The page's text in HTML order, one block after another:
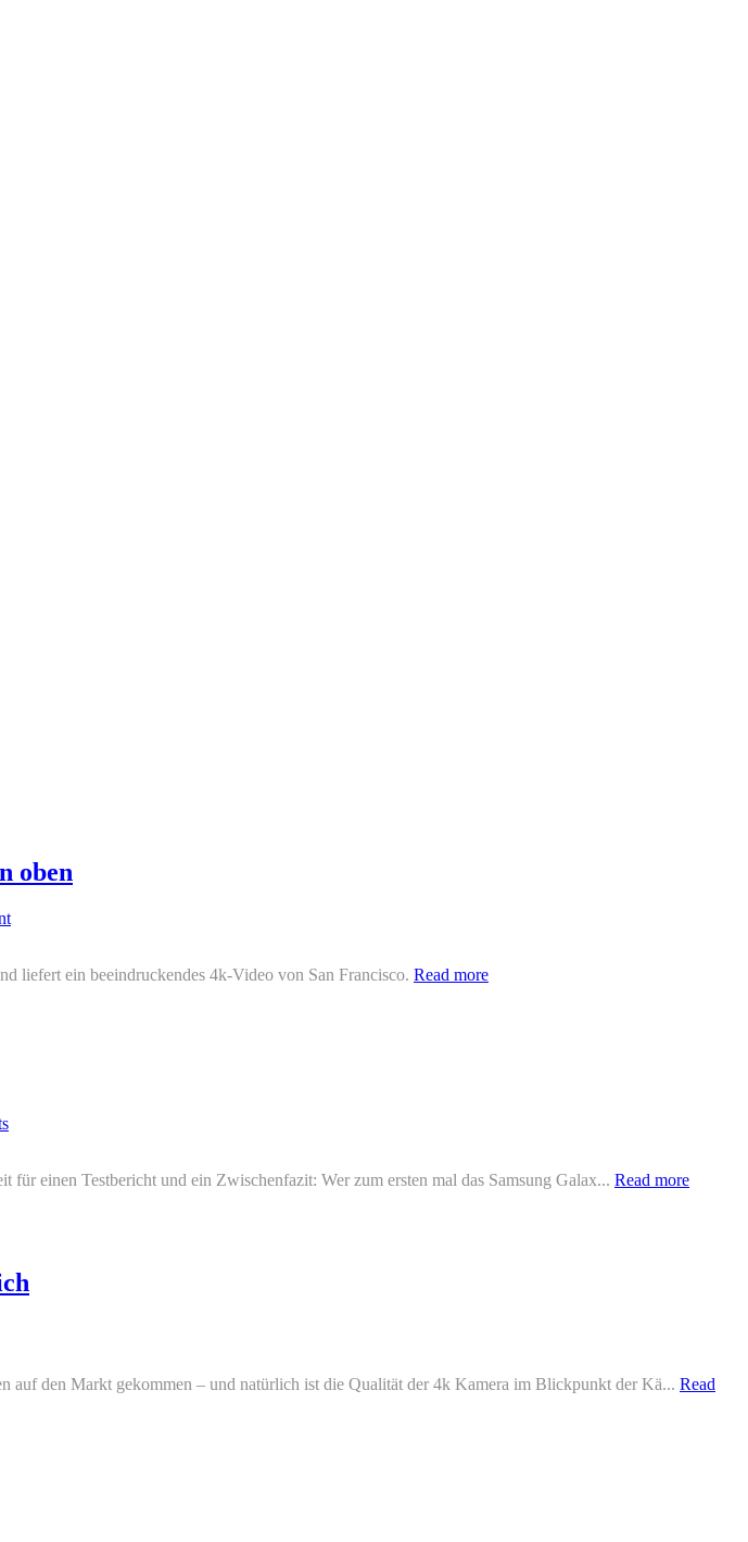
oben
liefert ein beeindruckendes 4k-Video von San Francisco. Read more
einen Testbericht und ein Zwischenfazit: Wer zum ersten mal das Samsung Galax... Read more
auf den Markt gekommen – und natürlich ist die Qualität der 4k Kamera im Blickpunkt der Kä... Read